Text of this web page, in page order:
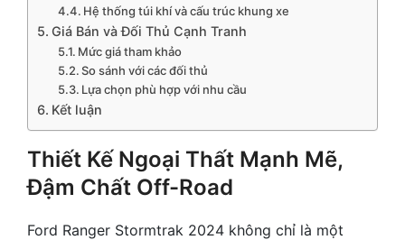
Hệ thống túi khí và cấu trúc khung xe
Giá Bán và Đối Thủ Cạnh Tranh
Mức giá tham khảo
So sánh với các đối thủ
Lựa chọn phù hợp với nhu cầu
Kết luận
Thiết Kế Ngoại Thất Mạnh Mẽ,
Đậm Chất Off-Road
Ford Ranger Stormtrak 2024 không chỉ là một